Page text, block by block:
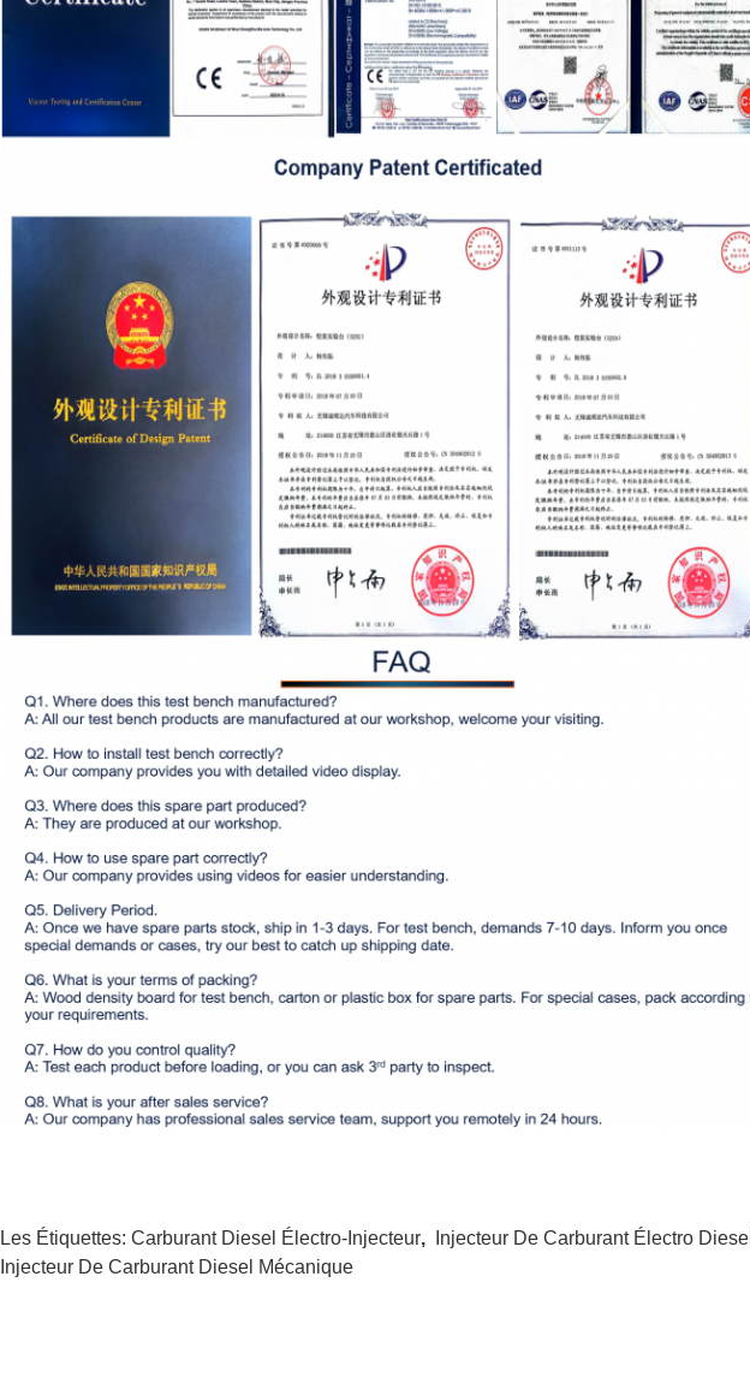
Les Étiquettes: Carburant Diesel Électro-Injecteur, Injecteur De Carburant Électro Diesel
Injecteur De Carburant Diesel Mécanique